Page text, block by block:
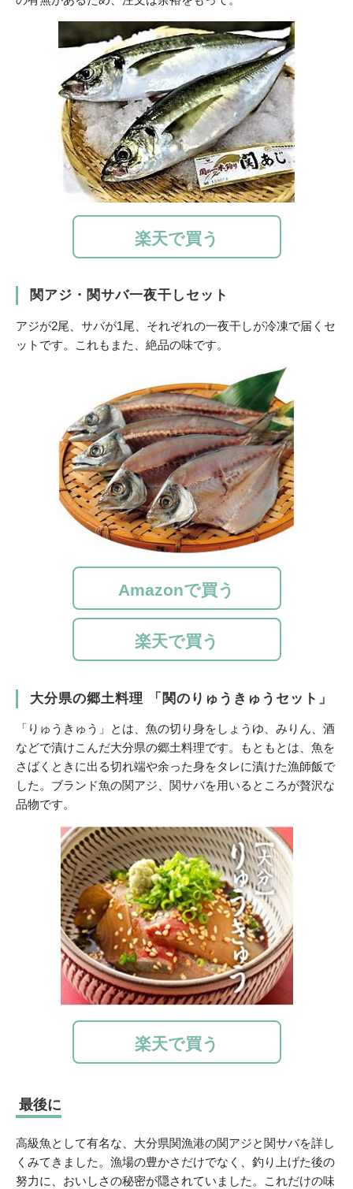
楽天で買う
関アジ・関サバ一夜干しセット
アジが2尾、サバが1尾、それぞれの一夜干しが冷凍で届くセ
ットです。これもまた、絶品の味です。
Amazonで買う
楽天で買う
大分県の郷土料理 「関のりゅうきゅうセット」
「りゅうきゅう」とは、魚の切り身をしょうゆ、みりん、酒
などで漬けこんだ大分県の郷土料理です。もともとは、魚を
さばくときに出る切れ端や余った身をタレに漬けた漁師飯で
した。ブランド魚の関アジ、関サバを用いるところが贅沢な
品物です。
楽天で買う
最後に
高級魚として有名な、大分県関漁港の関アジと関サバを詳し
くみてきました。漁場の豊かさだけでなく、釣り上げた後の
努力に、おいしさの秘密が隠されていました。これだけの味